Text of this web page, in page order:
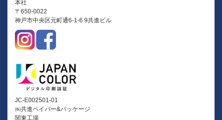
本社
〒650-0022
神戸市中央区元町通6-1-6 9共進ビル
JC-E002501-01
㈱共進ペイパー&パッケージ
関東工場